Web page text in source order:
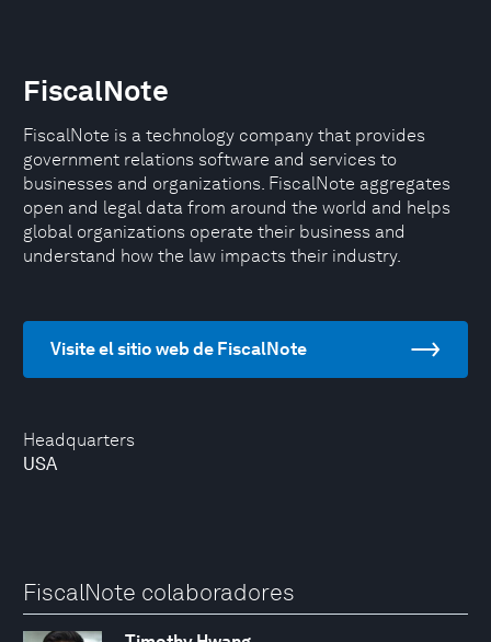
Headquarters
USA
FiscalNote
FiscalNote is a technology company that provides
government relations software and services to
businesses and organizations. FiscalNote aggregates
open and legal data from around the world and helps
global organizations operate their business and
understand how the law impacts their industry.
Visite el sitio web de FiscalNote
FiscalNote colaboradores